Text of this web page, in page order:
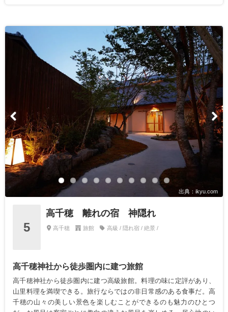
出典：ikyu.com
5
高千穂 離れの宿 神隠れ
高千穂 旅館 高級 / 隠れ宿 / 絶景 /
高千穂神社から徒歩圏内に建つ旅館
高千穂神社から徒歩圏内に建つ高級旅館。料理の味に定評があり、
山里料理を満喫できる。旅行ならではの非日常感のある食事だ。高
千穂の山々の美しい景色を楽しむことができるのも魅力のひとつ